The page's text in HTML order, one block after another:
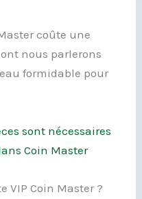
coûte une
nous parlerons
formidable pour
sont nécessaires
Coin Master
VIP Coin Master ?